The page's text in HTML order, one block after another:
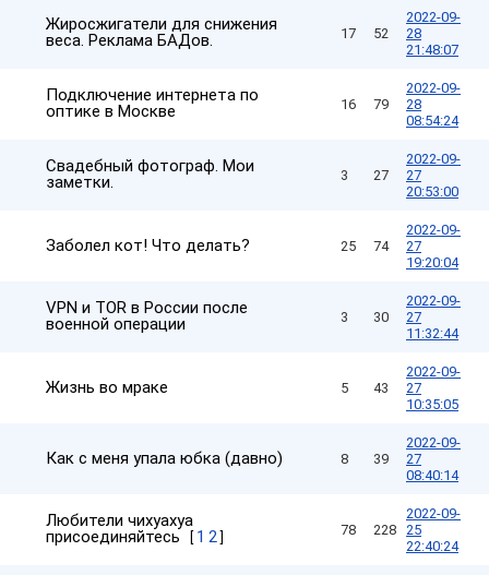
Жиросжигатели для снижения
веса. Реклама БАДов.
17 52
2022-09-
28
21:48:07
Подключение интернета по
оптике в Москве
16 79
2022-09-
28
08:54:24
Свадебный фотограф. Мои
заметки.
3 27
2022-09-
27
20:53:00
Заболел кот! Что делать? 25 74
2022-09-
27
19:20:04
VPN и TOR в России после
военной операции
3 30
2022-09-
27
11:32:44
Жизнь во мраке 5 43
2022-09-
27
10:35:05
Как с меня упала юбка (давно) 8 39
2022-09-
27
08:40:14
Любители чихуахуа
присоединяйтесь
1 2 78 228
2022-09-
25
22:40:24